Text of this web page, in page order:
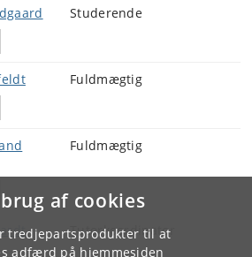
af cookies
tredjepartsprodukter til at
adfærd på hjemmesiden
Studerende
Fuldmægtig
Fuldmægtig
Tutorkoordinator